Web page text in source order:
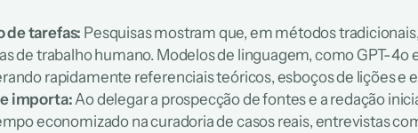
de tarefas: Pesquisas mostram que, em métodos
de trabalho humano. Modelos de linguagem, como GPT-4o
rapidamente referenciais teóricos, esboços de lições e
importa: Ao delegar a prospecção de fontes e a redação
economizado na curadoria de casos reais, entrevistas